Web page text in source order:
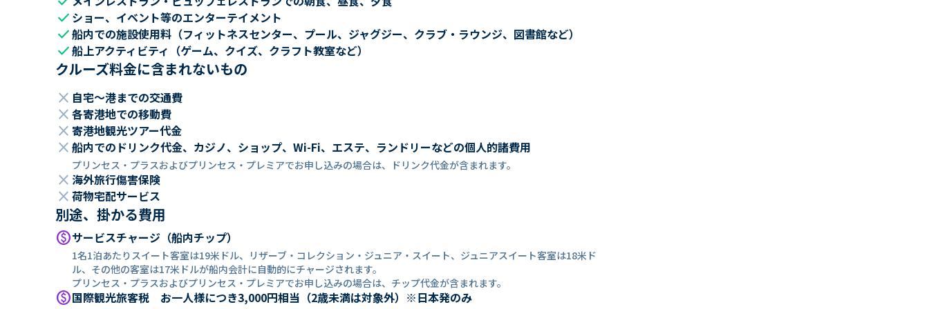
check ショー、イベント等のエンターテイメント
check船内での施設使用料（フィットネスセンター、プール、ジャグジー、クラブ・ラウンジ、図書館など）
check船上アクティビティ（ゲーム、クイズ、クラフト教室など）
クルーズ料金に含まれないもの
close 自宅～港までの交通費
close 各寄港地での移動費
close 寄港地観光ツアー代金
close 船内でのドリンク代金、カジノ、ショップ、Wi-Fi、エステ、ランドリーなどの個人的諸費用
プリンセス・プラスおよびプリンセス・プレミアでお申し込みの場合は、ドリンク代金が含まれます。
close 海外旅行傷害保険
close 荷物宅配サービス
別途、掛かる費用
paidサービスチャージ（船内チップ）
1名1泊あたりスイート客室は19米ドル、リザーブ・コレクション・ジュニア・スイート、ジュニアスイート客室は18米ド
ル、その他の客室は17米ドルが船内会計に自動的にチャージされます。
プリンセス・プラスおよびプリンセス・プレミアでお申し込みの場合は、チップ代金が含まれます。
paid国際観光旅客税 お一人様につき3,000円相当（2歳未満は対象外）※日本発のみ